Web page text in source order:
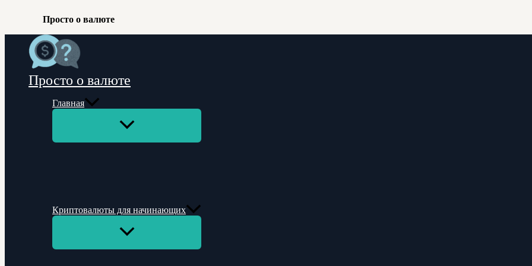
Просто о валюте
Перейти
содержимому
Просто о валюте
Главная
Переключатель
Криптовалюты для начинающих
Переключатель